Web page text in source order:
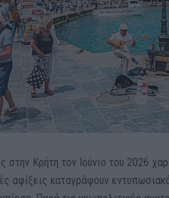
στην Κρήτη τον Ιούνιο του 2026
αφίξεις καταγράφουν